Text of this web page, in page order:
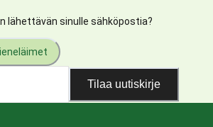
lähettävän sinulle sähköpostia?
Tilaa uutiskirje